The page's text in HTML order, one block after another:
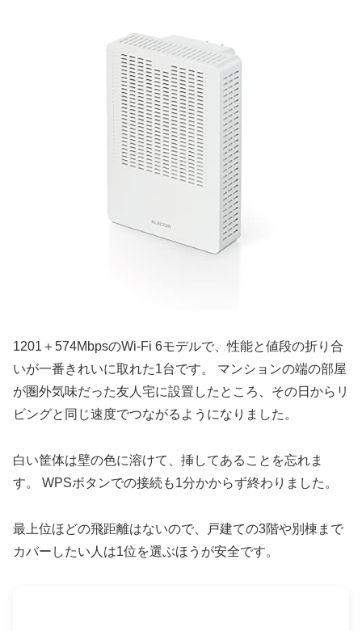
1201＋574MbpsのWi-Fi 6モデルで、性能と値段の折り合
いが一番きれいに取れた1台です。 マンションの端の部屋
が圏外気味だった友人宅に設置したところ、その日からリ
ビングと同じ速度でつながるようになりました。
白い筐体は壁の色に溶けて、挿してあることを忘れま
す。 WPSボタンでの接続も1分かからず終わりました。
最上位ほどの飛距離はないので、戸建ての3階や別棟まで
カバーしたい人は1位を選ぶほうが安全です。